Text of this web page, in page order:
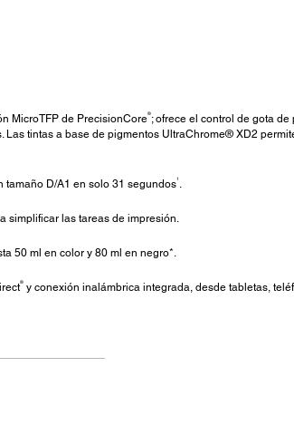
MicroTFP de PrecisionCore ®; ofrece el control de gota
tintas a base de pigmentos UltraChrome® XD2
D/A1 en solo 31 segundos1
simplificar las tareas de impresión.
50 ml en color y 80 ml en negro*.
®y conexión inalámbrica integrada, desde tabletas,